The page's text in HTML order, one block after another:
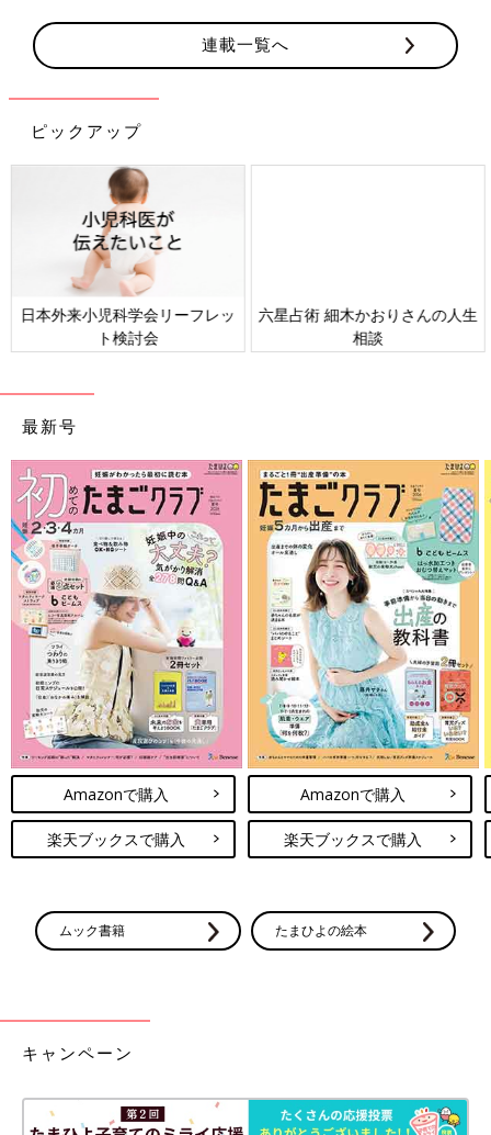
連載一覧へ
ピックアップ
日本外来小児科学会リーフレッ
ト検討会
六星占術 細木かおりさんの人生
相談
最新号
Amazonで購入
楽天ブックスで購入
Amazonで購入
楽天ブックスで購入
ムック書籍 たまひよの絵本
キャンペーン